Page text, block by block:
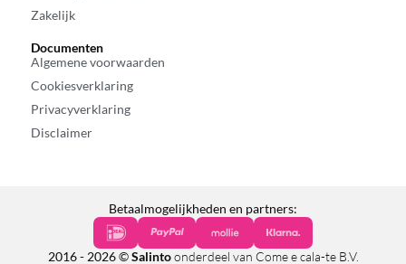
Zakelijk
Documenten
Algemene voorwaarden
Cookiesverklaring
Privacyverklaring
Disclaimer
Betaalmogelijkheden en partners:
2016 - 2026 ©Salinto onderdeel van Come e cala-te B.V.